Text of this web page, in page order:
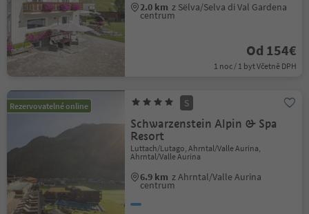
2.0 km z Sëlva/Selva di Val Gardena
centrum
Od 154€
1 noc / 1 byt Včetně DPH
Rezervovatelné online S
Schwarzenstein Alpin & Spa
Resort
Luttach/Lutago, Ahrntal/Valle Aurina,
Ahrntal/Valle Aurina
6.9 km z Ahrntal/Valle Aurina
centrum